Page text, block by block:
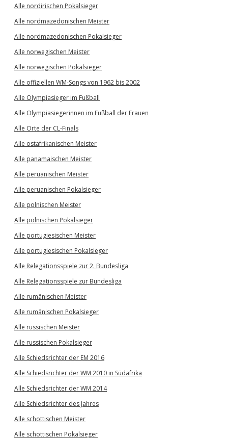
Alle nordirischen Pokalsieger
Alle nordmazedonischen Meister
Alle nordmazedonischen Pokalsieger
Alle norwegischen Meister
Alle norwegischen Pokalsieger
Alle offiziellen WM-Songs von 1962 bis 2002
Alle Olympiasieger im Fußball
Alle Olympiasiegerinnen im Fußball der Frauen
Alle Orte der CL-Finals
Alle ostafrikanischen Meister
Alle panamaischen Meister
Alle peruanischen Meister
Alle peruanischen Pokalsieger
Alle polnischen Meister
Alle polnischen Pokalsieger
Alle portugiesischen Meister
Alle portugiesischen Pokalsieger
Alle Relegationsspiele zur 2. Bundesliga
Alle Relegationsspiele zur Bundesliga
Alle rumänischen Meister
Alle rumänischen Pokalsieger
Alle russischen Meister
Alle russischen Pokalsieger
Alle Schiedsrichter der EM 2016
Alle Schiedsrichter der WM 2010 in Südafrika
Alle Schiedsrichter der WM 2014
Alle Schiedsrichter des Jahres
Alle schottischen Meister
Alle schottischen Pokalsieger